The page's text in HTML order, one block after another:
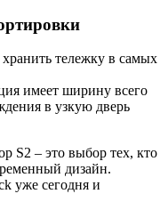
тележку в самых
имеет ширину всего
в узкую дверь
S2 – это выбор тех, кто
дизайн.
уже сегодня и